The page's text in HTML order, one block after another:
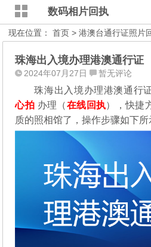
数码相片回执
现在位置：首页 >港澳台通行证照片
珠海出入境办理港澳通行证
2024年07月27日 暂无评论
珠海出入境办理港澳通行
心拍 办理（在线回执），快捷
质的照相馆了，操作步骤如下所